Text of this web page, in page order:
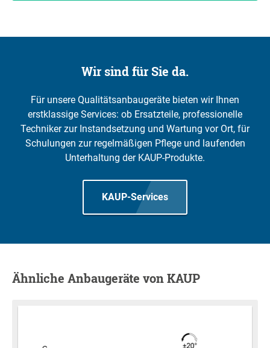
Wir sind für Sie da.
Für unsere Qualitätsanbaugeräte bieten wir Ihnen
erstklassige Services: ob Ersatzteile, professionelle
Techniker zur Instandsetzung und Wartung vor Ort, für
Schulungen zur regelmäßigen Pflege und laufenden
Unterhaltung der KAUP-Produkte.
KAUP-Services
Ähnliche Anbaugeräte von KAUP